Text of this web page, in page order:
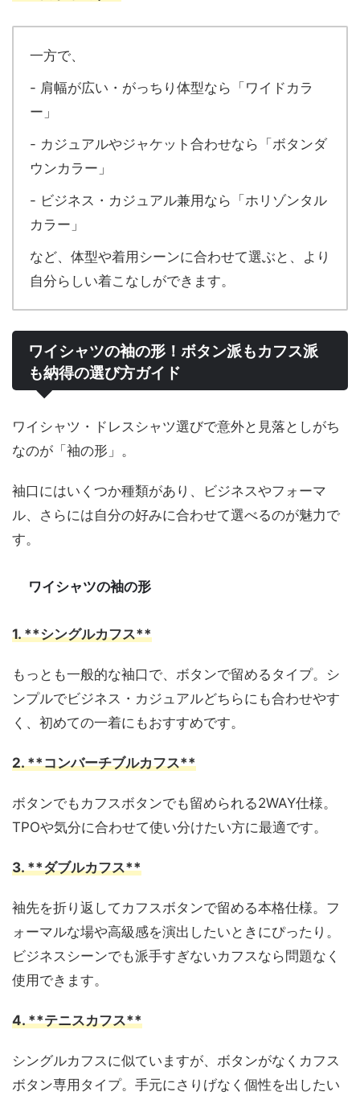
一方で、
- 肩幅が広い・がっちり体型なら「ワイドカラ
ー」
- カジュアルやジャケット合わせなら「ボタンダ
ウンカラー」
- ビジネス・カジュアル兼用なら「ホリゾンタル
カラー」
など、体型や着用シーンに合わせて選ぶと、より
自分らしい着こなしができます。
ワイシャツの袖の形！ボタン派もカフス派
も納得の選び方ガイド
ワイシャツ・ドレスシャツ選びで意外と見落としがち
なのが「袖の形」。
袖口にはいくつか種類があり、ビジネスやフォーマ
ル、さらには自分の好みに合わせて選べるのが魅力で
す。
ワイシャツの袖の形
1. **シングルカフス**
もっとも一般的な袖口で、ボタンで留めるタイプ。シ
ンプルでビジネス・カジュアルどちらにも合わせやす
く、初めての一着にもおすすめです。
2. **コンバーチブルカフス**
ボタンでもカフスボタンでも留められる2WAY仕様。
TPOや気分に合わせて使い分けたい方に最適です。
3. **ダブルカフス**
袖先を折り返してカフスボタンで留める本格仕様。フ
ォーマルな場や高級感を演出したいときにぴったり。
ビジネスシーンでも派手すぎないカフスなら問題なく
使用できます。
4. **テニスカフス**
シングルカフスに似ていますが、ボタンがなくカフス
ボタン専用タイプ。手元にさりげなく個性を出したい